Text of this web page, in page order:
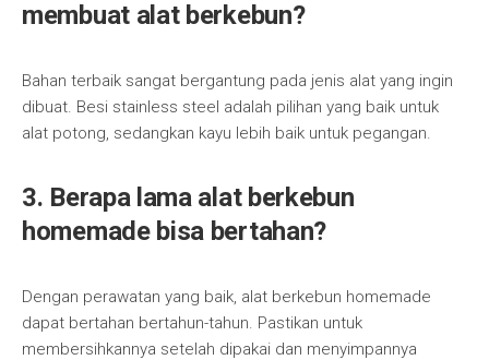
membuat alat berkebun?
Bahan terbaik sangat bergantung pada jenis alat yang ingin
dibuat. Besi stainless steel adalah pilihan yang baik untuk
alat potong, sedangkan kayu lebih baik untuk pegangan.
3. Berapa lama alat berkebun
homemade bisa bertahan?
Dengan perawatan yang baik, alat berkebun homemade
dapat bertahan bertahun-tahun. Pastikan untuk
membersihkannya setelah dipakai dan menyimpannya